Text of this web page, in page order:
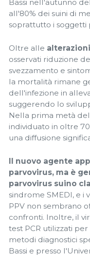
Bassi nell'autunno
all'80% dei suini di
soprattutto i soggetti
Oltre alle
osservati riduzione
svezzamento e
la mortalità rimane
dell'infezione in
suggerendo lo
Nella prima metà del
individuato in oltre
una diffusione
Il nuovo agente
parvovirus, ma è
parvovirus suino
sindrome SMEDI, e i
PPV non sembrano
confronti. Inoltre, il
test PCR utilizzati
metodi diagnostici
Bassi e presso